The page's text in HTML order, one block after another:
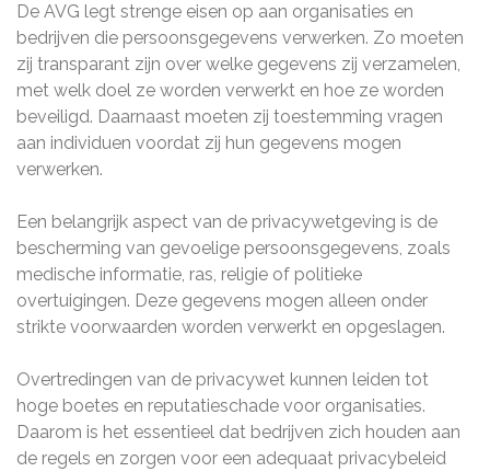
De AVG legt strenge eisen op aan organisaties en
bedrijven die persoonsgegevens verwerken. Zo moeten
zij transparant zijn over welke gegevens zij verzamelen,
met welk doel ze worden verwerkt en hoe ze worden
beveiligd. Daarnaast moeten zij toestemming vragen
aan individuen voordat zij hun gegevens mogen
verwerken.
Een belangrijk aspect van de privacywetgeving is de
bescherming van gevoelige persoonsgegevens, zoals
medische informatie, ras, religie of politieke
overtuigingen. Deze gegevens mogen alleen onder
strikte voorwaarden worden verwerkt en opgeslagen.
Overtredingen van de privacywet kunnen leiden tot
hoge boetes en reputatieschade voor organisaties.
Daarom is het essentieel dat bedrijven zich houden aan
de regels en zorgen voor een adequaat privacybeleid